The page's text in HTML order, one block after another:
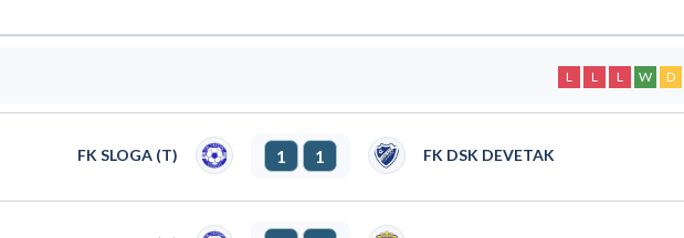
L L L W D
FK SLOGA (T) 1 1 FK DSK DEVETAK